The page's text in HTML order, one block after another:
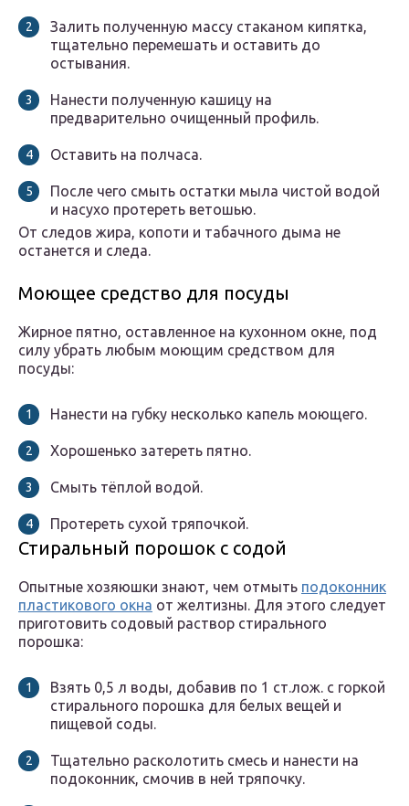
Залить полученную массу стаканом кипятка,
тщательно перемешать и оставить до
остывания.
Нанести полученную кашицу на
предварительно очищенный профиль.
Оставить на полчаса.
После чего смыть остатки мыла чистой водой
и насухо протереть ветошью.
От следов жира, копоти и табачного дыма не
останется и следа.
Моющее средство для посуды
Жирное пятно, оставленное на кухонном окне, под
силу убрать любым моющим средством для
посуды:
Нанести на губку несколько капель моющего.
Хорошенько затереть пятно.
Смыть тёплой водой.
Протереть сухой тряпочкой.
Стиральный порошок с содой
Опытные хозяюшки знают, чем отмыть подоконник
пластикового окна от желтизны. Для этого следует
приготовить содовый раствор стирального
порошка:
Взять 0,5 л воды, добавив по 1 ст.лож. с горкой
стирального порошка для белых вещей и
пищевой соды.
Тщательно расколотить смесь и нанести на
подоконник, смочив в ней тряпочку.